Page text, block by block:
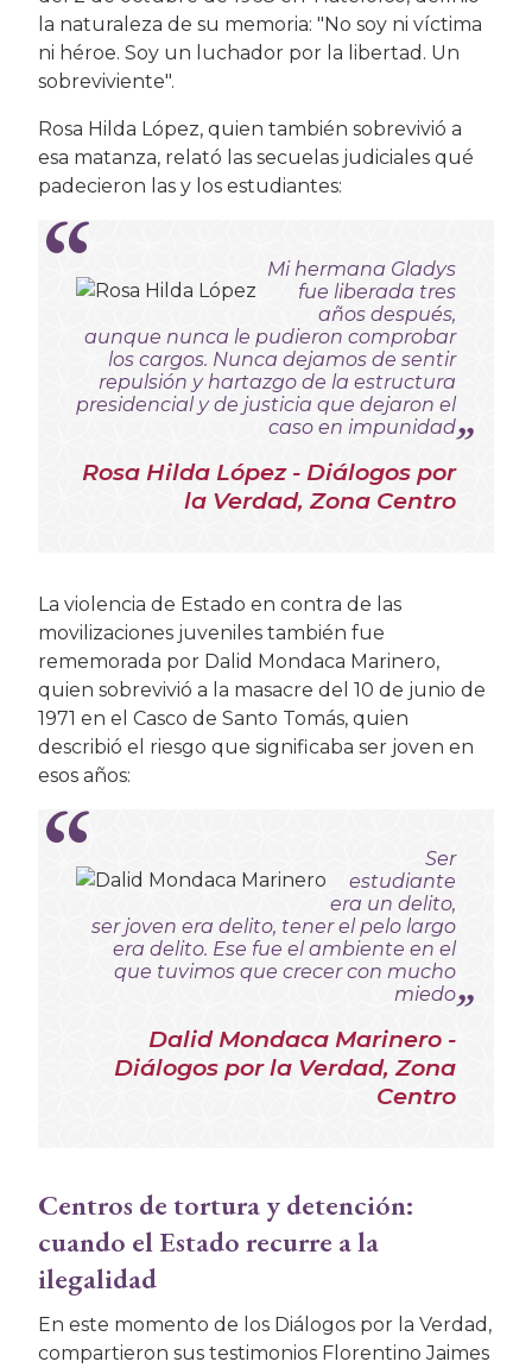
la naturaleza de su memoria: "No soy ni víctima
ni héroe. Soy un luchador por la libertad. Un
sobreviviente".
Rosa Hilda López, quien también sobrevivió a
esa matanza, relató las secuelas judiciales qué
padecieron las y los estudiantes:
Mi hermana Gladys
fue liberada tres
años después,
aunque nunca le pudieron comprobar
los cargos. Nunca dejamos de sentir
repulsión y hartazgo de la estructura
presidencial y de justicia que dejaron el
caso en impunidad
Rosa Hilda López - Diálogos por
la Verdad, Zona Centro
La violencia de Estado en contra de las
movilizaciones juveniles también fue
rememorada por Dalid Mondaca Marinero,
quien sobrevivió a la masacre del 10 de junio de
1971 en el Casco de Santo Tomás, quien
describió el riesgo que significaba ser joven en
esos años:
Ser
estudiante
era un delito,
ser joven era delito, tener el pelo largo
era delito. Ese fue el ambiente en el
que tuvimos que crecer con mucho
miedo
Dalid Mondaca Marinero -
Diálogos por la Verdad, Zona
Centro
Centros de tortura y detención:
cuando el Estado recurre a la
ilegalidad
En este momento de los Diálogos por la Verdad,
compartieron sus testimonios Florentino Jaimes